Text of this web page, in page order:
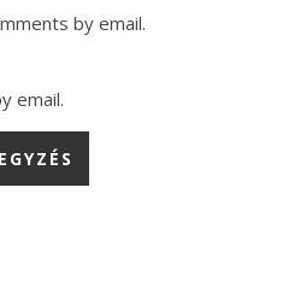
by email.
email.